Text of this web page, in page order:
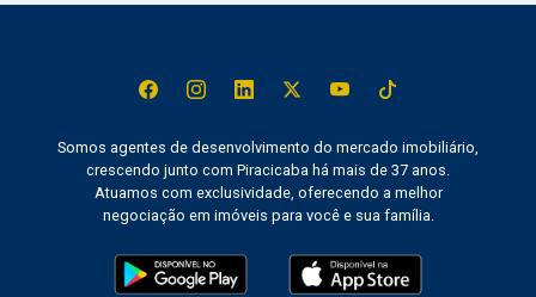
Somos agentes de desenvolvimento do mercado imobiliário,
crescendo junto com Piracicaba há mais de 37 anos.
Atuamos com exclusividade, oferecendo a melhor
negociação em imóveis para você e sua família.